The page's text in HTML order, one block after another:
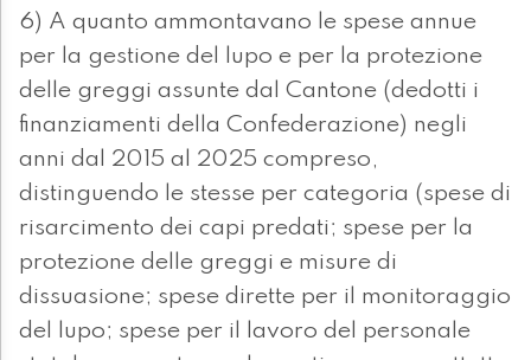
6) A quanto ammontavano le spese annue
per la gestione del lupo e per la protezione
delle greggi assunte dal Cantone (dedotti i
finanziamenti della Confederazione) negli
anni dal 2015 al 2025 compreso,
distinguendo le stesse per categoria (spese di
risarcimento dei capi predati; spese per la
protezione delle greggi e misure di
dissuasione; spese dirette per il monitoraggio
del lupo; spese per il lavoro del personale